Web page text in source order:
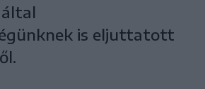
is eljuttatott